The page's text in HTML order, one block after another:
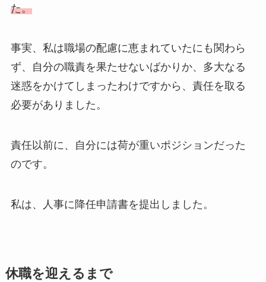
た。
事実、私は職場の配慮に恵まれていたにも関わら
ず、自分の職責を果たせないばかりか、多大なる
迷惑をかけてしまったわけですから、責任を取る
必要がありました。
責任以前に、自分には荷が重いポジションだった
のです。
私は、人事に降任申請書を提出しました。
休職を迎えるまで